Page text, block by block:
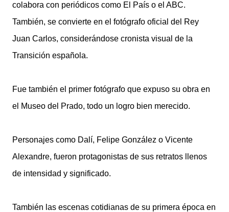
colabora con periódicos como El País o el ABC.
También, se convierte en el fotógrafo oficial del Rey
Juan Carlos, considerándose cronista visual de la
Transición española.
Fue también el primer fotógrafo que expuso su obra en
el Museo del Prado, todo un logro bien merecido.
Personajes como Dalí, Felipe González o Vicente
Alexandre, fueron protagonistas de sus retratos llenos
de intensidad y significado.
También las escenas cotidianas de su primera época en